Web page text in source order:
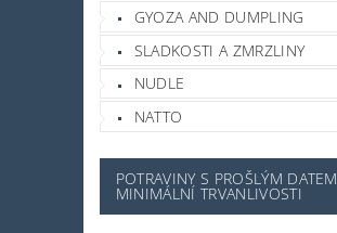
GYOZA AND DUMPLING
SLADKOSTI A ZMRZLINY
NUDLE
NATTO
POTRAVINY S PROŠLÝM DATEM
MINIMÁLNÍ TRVANLIVOSTI